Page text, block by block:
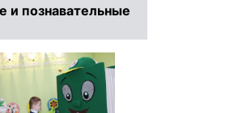
и познавательные